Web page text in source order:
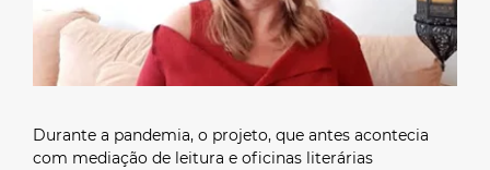
Durante a pandemia, o projeto, que antes acontecia
com mediação de leitura e oficinas literárias